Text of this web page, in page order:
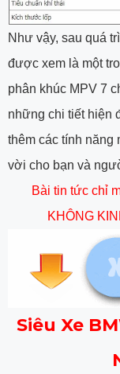
Như vậy, sau quá
được xem là một
phân khúc MPV 7
những chi tiết hiện
thêm các tính năng
vời cho bạn và
Bài tin tức chỉ
KHÔNG
Siêu Xe